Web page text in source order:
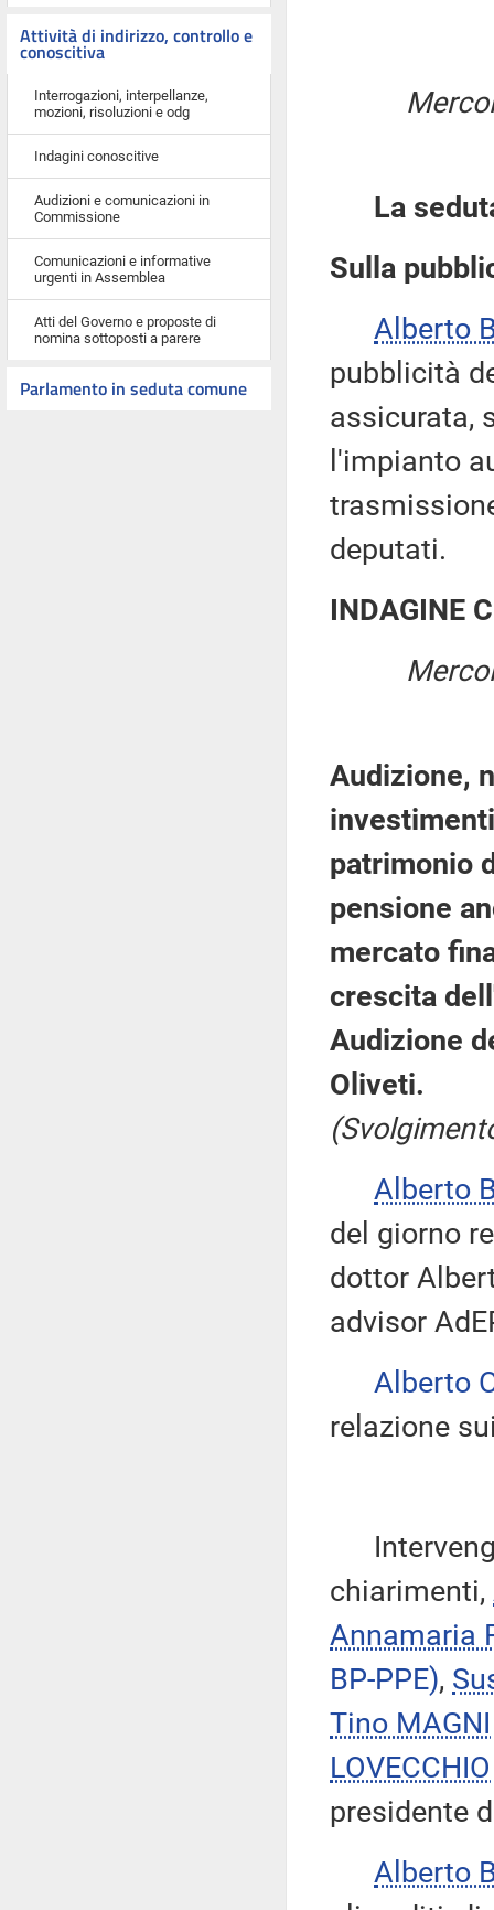
Attività di indirizzo, controllo e
conoscitiva
Interrogazioni, interpellanze,
mozioni, risoluzioni e odg
Indagini conoscitive
Audizioni e comunicazioni in
Commissione
Comunicazioni e informative
urgenti in Assemblea
Atti del Governo e proposte di
nomina sottoposti a parere
Parlamento in seduta comune
La
Sulla
Alberto
pubblicità
assicurata,
l'impianto
deputati.
INDAGINE
Audizione,
patrimonio
pensione
mercato
crescita
Audizione
Oliveti.
Alberto
del giorno
dottor
advisor
Alberto
relazione
chiarimenti,
Annamaria
BP-PPE),
Tino MAGNI
LOVECCHIO
presidente
Alberto